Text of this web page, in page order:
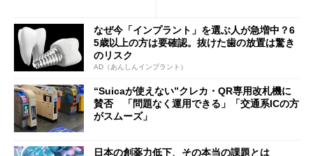
開催
なぜ今「インプラント」を選ぶ人が急増中？6
5歳以上の方は要確認。抜けた歯の放置は驚き
のリスク
AD（あんしんインプラント）
“Suicaが使えない”クレカ・QR専用改札機に
賛否 「問題なく運用できる」「交通系ICの方
がスムーズ」
日本の創薬力低下、その本当の課題とは